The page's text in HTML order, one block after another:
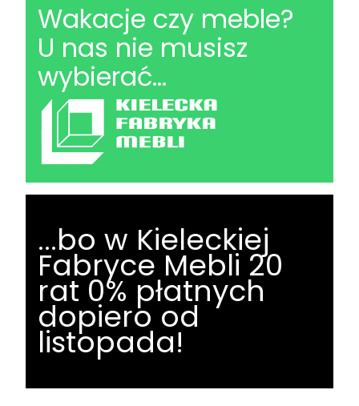
Wakacje czy meble?
U nas nie musisz
wybierać...
...bo w Kieleckiej
Fabryce Mebli 20
rat 0% płatnych
dopiero od
listopada!